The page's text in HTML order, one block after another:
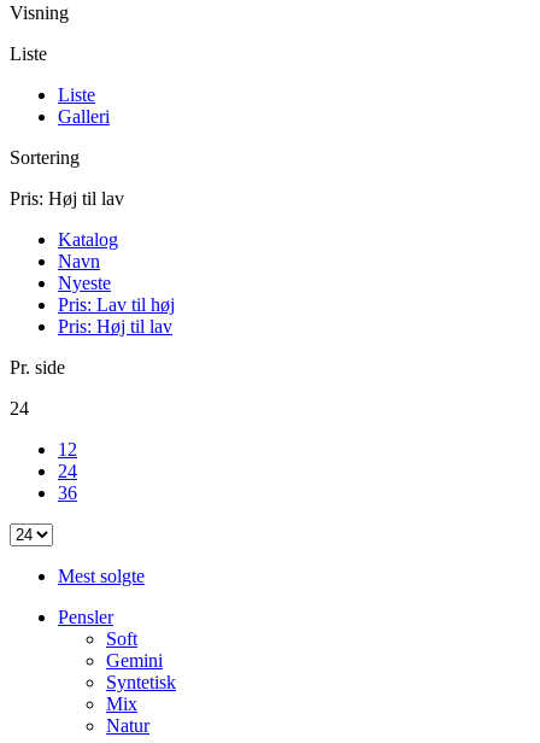
Visning
Liste
Liste
Galleri
Sortering
Pris: Høj til lav
Katalog
Navn
Nyeste
Pris: Lav til høj
Pris: Høj til lav
Pr. side
24
12
24
36
Mest solgte
Pensler
Soft
Gemini
Syntetisk
Mix
Natur